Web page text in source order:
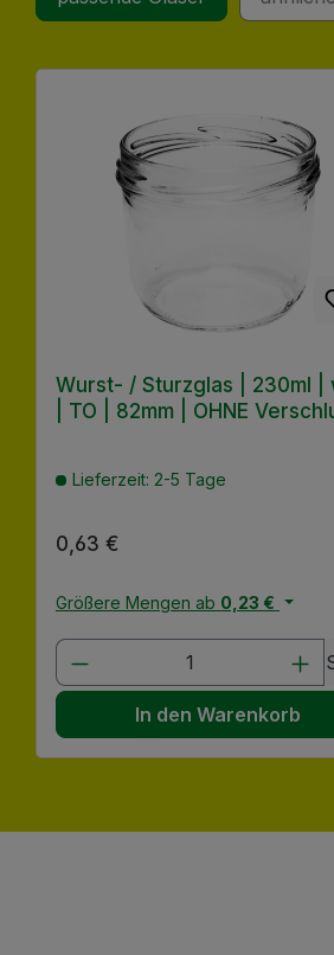
Produktgalerie überspringen
Wurst- / Sturzglas | 230ml |
| TO | 82mm | OHNE
Lieferzeit: 2-5 Tage
Regulärer Preis:
0,63 €
Größere Mengen ab 0,23 €
Produkt Anzahl:
In den Warenkorb